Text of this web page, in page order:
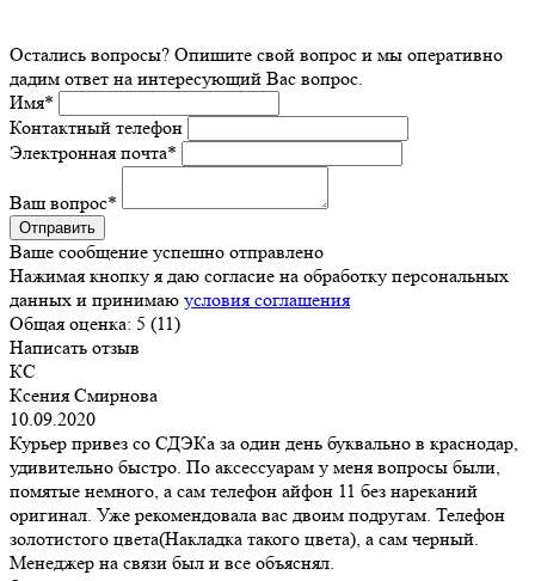
Остались вопросы? Опишите свой вопрос и мы оперативно
дадим ответ на интересующий Вас вопрос.
Имя*
Контактный телефон
Электронная почта*
Ваш вопрос*
Ваше сообщение успешно отправлено
Нажимая кнопку я даю согласие на обработку персональных
данных и принимаю условия соглашения
Общая оценка: 5 (11)
Написать отзыв
КС
Ксения Смирнова
10.09.2020
Курьер привез со СДЭКа за один день буквально в краснодар,
удивительно быстро. По аксессуарам у меня вопросы были,
помятые немного, а сам телефон айфон 11 без нареканий
оригинал. Уже рекомендовала вас двоим подругам. Телефон
золотистого цвета(Накладка такого цвета), а сам черный.
Менеджер на связи был и все объяснял.